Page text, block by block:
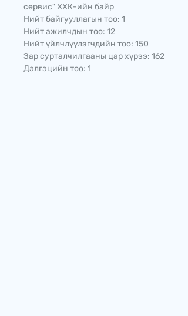
сервис" ХХК-ийн байр
Нийт байгууллагын тоо: 1
Нийт ажилчдын тоо: 12
Нийт үйлчлүүлэгчдийн тоо: 150
Зар сурталчилгааны цар хүрээ: 162
Дэлгэцийн тоо: 1